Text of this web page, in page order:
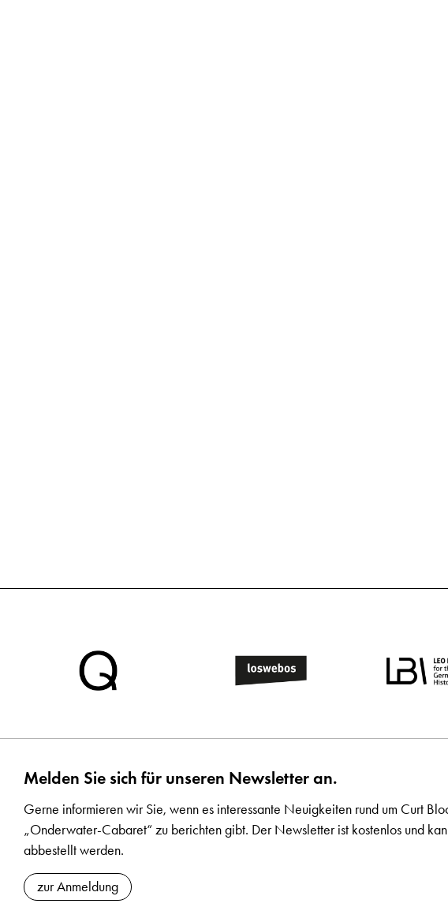
Melden Sie sich für unseren Newsletter an.
Gerne informieren wir Sie, wenn es interessante Neuigkeiten rund um Curt
„Onderwater-Cabaret“ zu berichten gibt. Der Newsletter ist kostenlos und
abbestellt werden.
zur Anmeldung